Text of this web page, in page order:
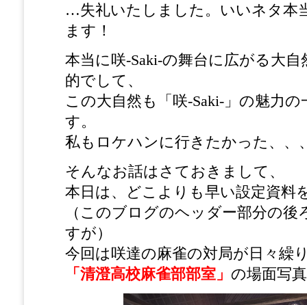
…失礼いたしました。いいネタ本
ます！
本当に咲-Saki-の舞台に広がる大
的でして、
この大自然も「咲-Saki-」の魅力
す。
私もロケハンに行きたかった、、
そんなお話はさておきまして、
本日は、どこよりも早い設定資料
（このブログのヘッダー部分の
すが）
今回は咲達の麻雀の対局が日々繰
「清澄高校麻雀部部室」 の場面写